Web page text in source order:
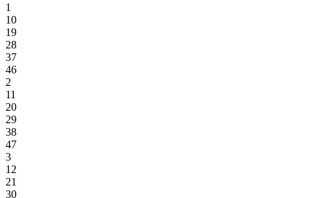
1
10
19
28
37
46
2
11
20
29
38
47
3
12
21
30